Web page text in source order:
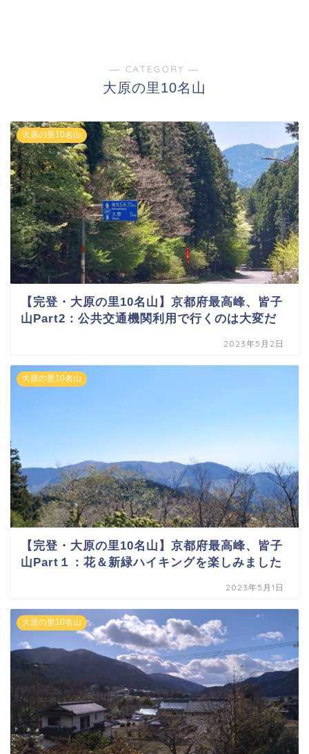
― CATEGORY ―
大原の里10名山
大原の里10名山
【完登・大原の里10名山】京都府最高峰、皆子
山Part2：公共交通機関利用で行くのは大変だ
2023年5月2日
大原の里10名山
【完登・大原の里10名山】京都府最高峰、皆子
山Part１：花＆新緑ハイキングを楽しみました
2023年5月1日
大原の里10名山